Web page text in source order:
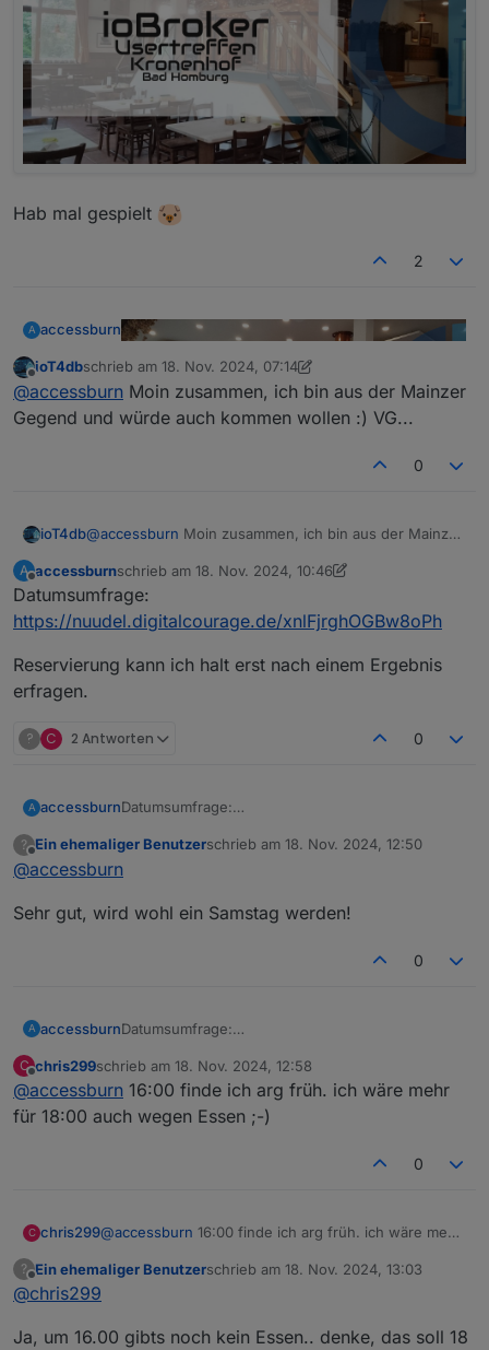
Hab mal gespielt
2
A accessburn
Hab mal gespielt
ioT4dbschrieb am 18. Nov. 2024, 07:14
zuletzt editiert von ioT4db
@accessburn Moin zusammen, ich bin aus der Mainzer
Gegend und würde auch kommen wollen :) VG...
0
ioT4db@accessburn Moin zusammen, ich bin aus der Mainzer
A
Offline
accessburnschrieb am 18. Nov. 2024, 10:46
zuletzt editiert von accessburn
Datumsumfrage:
https://nuudel.digitalcourage.de/xnlFjrghOGBw8oPh
Reservierung kann ich halt erst nach einem Ergebnis
erfragen.
? C 2 Antworten 0
A accessburnDatumsumfrage:
Ph
Reservierung kann ich halt erst nach einem
Ergebnis erfragen.
?
Offline
Ein ehemaliger Benutzerschrieb am 18. Nov. 2024, 12:50
zuletzt editiert von
@accessburn
Sehr gut, wird wohl ein Samstag werden!
0
A accessburnDatumsumfrage:
Ph
Reservierung kann ich halt erst nach einem
Ergebnis erfragen.
C chris299schrieb am 18. Nov. 2024, 12:58
zuletzt editiert von
@accessburn 16:00 finde ich arg früh. ich wäre mehr
für 18:00 auch wegen Essen ;-)
0
C chris299@accessburn 16:00 finde ich arg früh. ich wäre mehr
?
Offline
Ein ehemaliger Benutzerschrieb am 18. Nov. 2024, 13:03
zuletzt editiert von
@chris299
Ja, um 16.00 gibts noch kein Essen.. denke, das soll 18